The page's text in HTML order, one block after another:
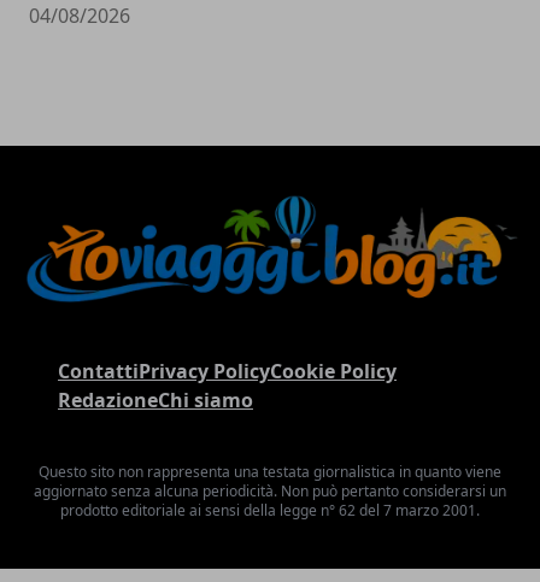
04/08/2026
ContattiPrivacy PolicyCookie Policy
RedazioneChi siamo
Questo sito non rappresenta una testata giornalistica in quanto viene
aggiornato senza alcuna periodicità. Non può pertanto considerarsi un
prodotto editoriale ai sensi della legge n° 62 del 7 marzo 2001.